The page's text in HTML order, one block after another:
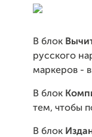
В блок
русского
маркеров -
В блок
тем, чтобы
В блок